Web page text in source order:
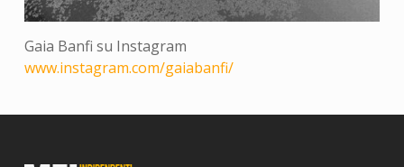
Gaia Banfi su Instagram
www.instagram.com/gaiabanfi/